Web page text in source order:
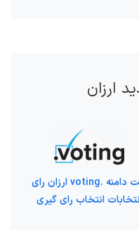
ارزان
ثبت دامنه .voting ارزان رای
انتخاب رای گیری